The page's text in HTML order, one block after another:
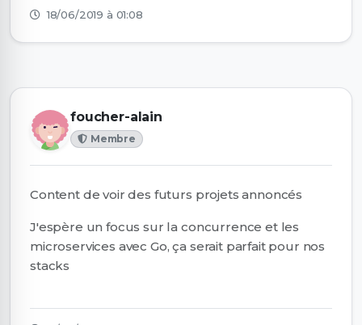
18/06/2019 à 01:08
foucher-alain
Membre
Content de voir des futurs projets annoncés
J'espère un focus sur la concurrence et les
microservices avec Go, ça serait parfait pour nos
stacks